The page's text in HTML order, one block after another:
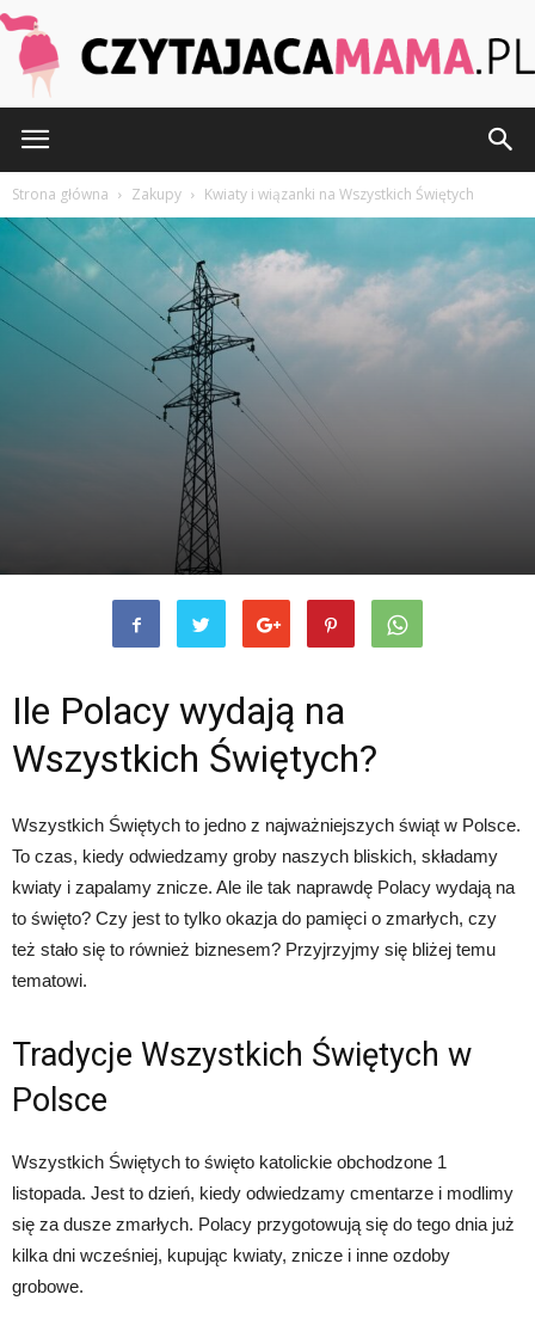
Strona główna Zakupy Kwiaty i wiązanki na Wszystkich Świętych
Ile Polacy wydają na
Wszystkich Świętych?
Wszystkich Świętych to jedno z najważniejszych świąt w Polsce.
To czas, kiedy odwiedzamy groby naszych bliskich, składamy
kwiaty i zapalamy znicze. Ale ile tak naprawdę Polacy wydają na
to święto? Czy jest to tylko okazja do pamięci o zmarłych, czy
też stało się to również biznesem? Przyjrzyjmy się bliżej temu
tematowi.
Tradycje Wszystkich Świętych w
Polsce
Wszystkich Świętych to święto katolickie obchodzone 1
listopada. Jest to dzień, kiedy odwiedzamy cmentarze i modlimy
się za dusze zmarłych. Polacy przygotowują się do tego dnia już
kilka dni wcześniej, kupując kwiaty, znicze i inne ozdoby
grobowe.